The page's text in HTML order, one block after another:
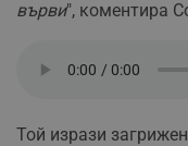
върви", коментира
Той изрази